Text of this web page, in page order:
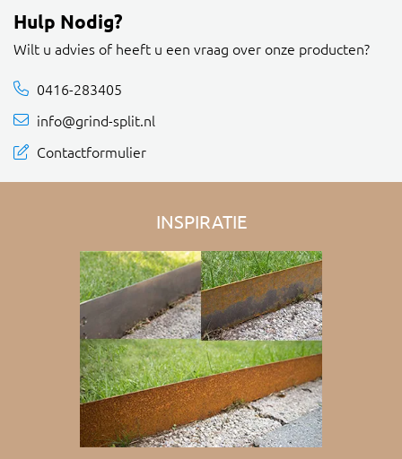
Hulp Nodig?
Wilt u advies of heeft u een vraag over onze producten?
0416-283405
info@grind-split.nl
Contactformulier
INSPIRATIE